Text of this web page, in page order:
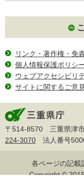
リンク・著作権・免
個人情報保護ポリシ
ウェブアクセシビリ
サイトに関するご意
〒514-8570 三重県津
224-3070 法人番号
各ページの記載